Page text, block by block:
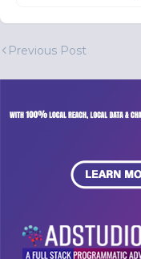
Previous Post